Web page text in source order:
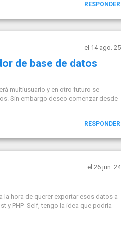
RESPONDER
el 14 ago. 25
de base de datos
multiusuario y en otro futuro se
Sin embargo deseo comenzar desde
RESPONDER
el 26 jun. 24
la hora de querer exportar esos datos a
y PHP_Self, tengo la idea que podría